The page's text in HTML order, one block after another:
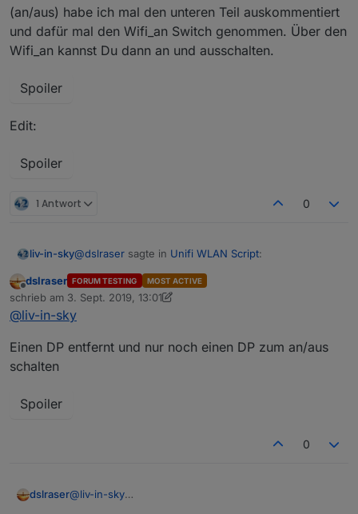
(an/aus) habe ich mal den unteren Teil auskommentiert
und dafür mal den Wifi_an Switch genommen. Über den
Wifi_an kannst Du dann an und ausschalten.
Spoiler
Edit:
Spoiler
1 Antwort 0
liv-in-sky@dslraser sagte in Unifi WLAN Script:
@liv-in-sky
Der Ansatz ist auch ganz interessant. Vielleicht
bekommt man diesen Wert auch ins Script
wird näher untersucht !!!
Offline
dslraser FORUM TESTING MOST ACTIVE
schrieb am 3. Sept. 2019, 13:01
zuletzt editiert von dslraser9. März 2019, 15:13
@liv-in-sky
Einen DP entfernt und nur noch einen DP zum an/aus
schalten
Spoiler
0
dslraser@liv-in-sky